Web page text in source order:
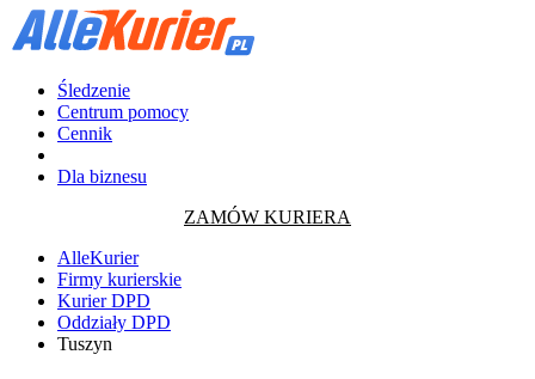
Śledzenie
Centrum pomocy
Cennik
Dla biznesu
ZAMÓW KURIERA
AlleKurier
Firmy kurierskie
Kurier DPD
Oddziały DPD
Tuszyn